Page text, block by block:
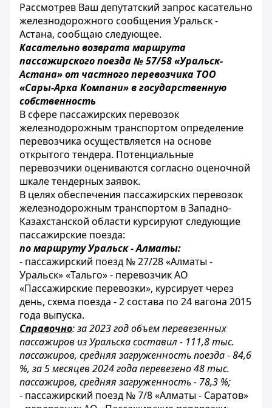
Рассмотрев Ваш депутатский запрос касательно
железнодорожного сообщения Уральск -
Астана, сообщаюследующее.
Касательно возврата маршрута
пассажирского поезда № 57/58 «Уральск-
Астана» от частного перевозчика ТОО
«Сары-Арка Компани» в государственную
собственность
В сфере пассажирских перевозок
железнодорожным транспортом определение
перевозчика осуществляется на основе
открытого тендера. Потенциальные
перевозчики оцениваются согласно оценочной
шкале тендерных заявок.
В целях обеспечения пассажирских перевозок
железнодорожным транспортом в Западно-
Казахстанской области курсируют следующие
пассажирские поезда:
по маршруту Уральск - Алматы:
- пассажирский поезд № 27/28 «Алматы -
Уральск» «Тальго» - перевозчик АО
«Пассажирские перевозки», курсирует через
день, схема поезда - 2 состава по 24 вагона 2015
года выпуска.
Справочно: за 2023 год объем перевезенных
пассажиров из Уральска составил - 111,8 тыс.
пассажиров, средняя загруженность поезда - 84,6
%, за 5 месяцев 2024 года перевезено 48 тыс.
пассажиров, средняя загруженность - 78,3 %;
- пассажирский поезд № 7/8 «Алматы - Саратов»